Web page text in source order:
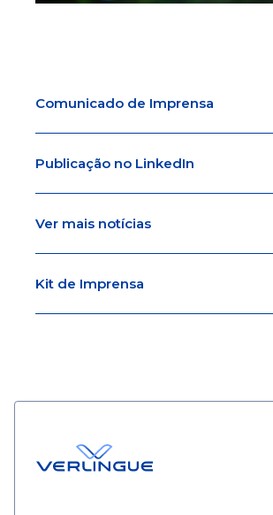
Comunicado de Imprensa
Publicação no LinkedIn
Ver mais notícias
Kit de Imprensa